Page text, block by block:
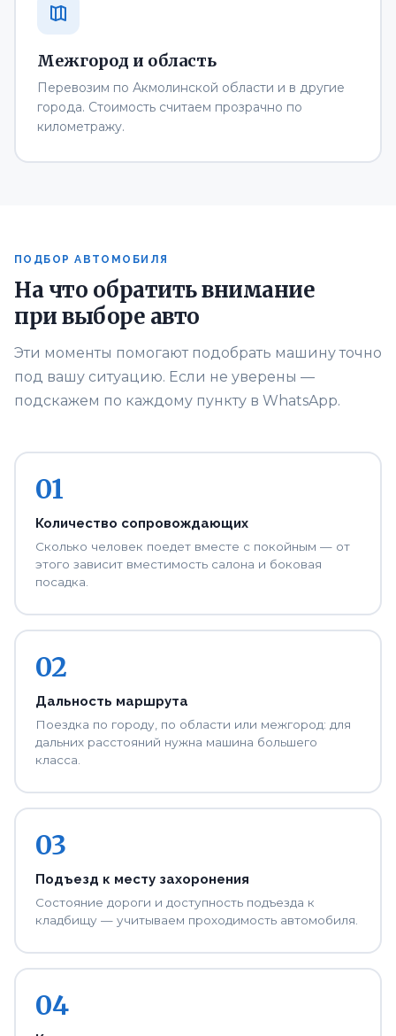
Межгород и область
Перевозим по Акмолинской области и в другие
города. Стоимость считаем прозрачно по
километражу.
ПОДБОР АВТОМОБИЛЯ
На что обратить внимание
при выборе авто
Эти моменты помогают подобрать машину точно
под вашу ситуацию. Если не уверены —
подскажем по каждому пункту в WhatsApp.
01
Количество сопровождающих
Сколько человек поедет вместе с покойным — от
этого зависит вместимость салона и боковая
посадка.
02
Дальность маршрута
Поездка по городу, по области или межгород: для
дальних расстояний нужна машина большего
класса.
03
Подъезд к месту захоронения
Состояние дороги и доступность подъезда к
кладбищу — учитываем проходимость автомобиля.
04